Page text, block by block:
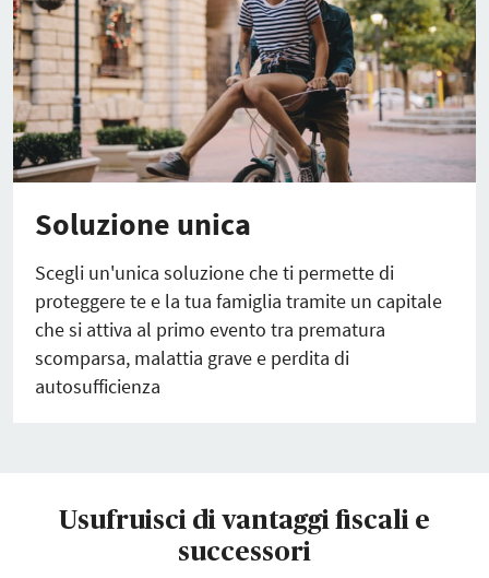
Soluzione unica
Scegli un'unica soluzione che ti permette di
proteggere te e la tua famiglia tramite un capitale
che si attiva al primo evento tra prematura
scomparsa, malattia grave e perdita di
autosufficienza
Usufruisci di vantaggi fiscali e
successori